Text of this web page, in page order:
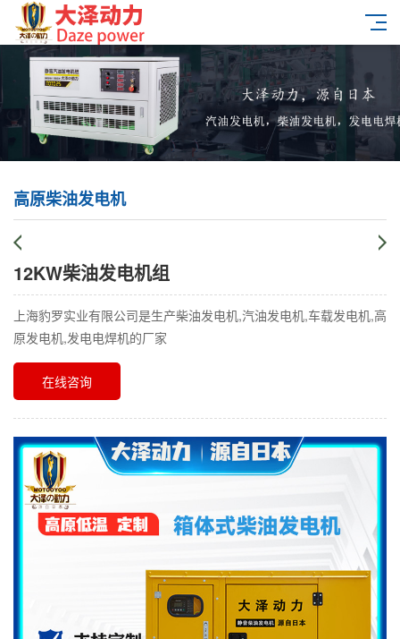
高原柴油发电机
12KW柴油发电机组
上海豹罗实业有限公司是生产柴油发电机,汽油发电机,车载发电机,高
原发电机,发电电焊机的厂家
在线咨询